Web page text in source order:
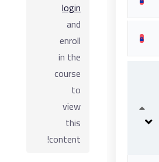
login
and
enroll
in the
course
to
view
this
content!